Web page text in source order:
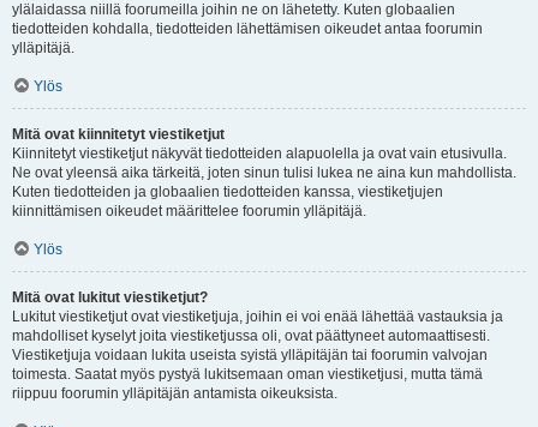
ylälaidassa niillä foorumeilla joihin ne on lähetetty. Kuten globaalien
tiedotteiden kohdalla, tiedotteiden lähettämisen oikeudet antaa foorumin
ylläpitäjä.
Ylös
Mitä ovat kiinnitetyt viestiketjut
Kiinnitetyt viestiketjut näkyvät tiedotteiden alapuolella ja ovat vain etusivulla.
Ne ovat yleensä aika tärkeitä, joten sinun tulisi lukea ne aina kun mahdollista.
Kuten tiedotteiden ja globaalien tiedotteiden kanssa, viestiketjujen
kiinnittämisen oikeudet määrittelee foorumin ylläpitäjä.
Ylös
Mitä ovat lukitut viestiketjut?
Lukitut viestiketjut ovat viestiketjuja, joihin ei voi enää lähettää vastauksia ja
mahdolliset kyselyt joita viestiketjussa oli, ovat päättyneet automaattisesti.
Viestiketjuja voidaan lukita useista syistä ylläpitäjän tai foorumin valvojan
toimesta. Saatat myös pystyä lukitsemaan oman viestiketjusi, mutta tämä
riippuu foorumin ylläpitäjän antamista oikeuksista.